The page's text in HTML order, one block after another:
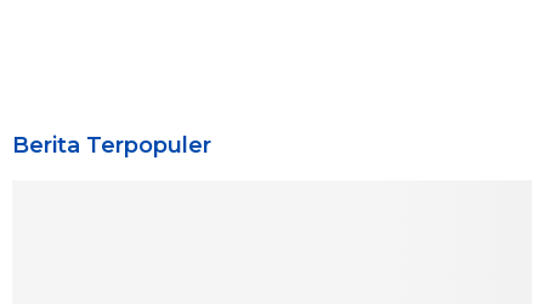
Berita Terpopuler